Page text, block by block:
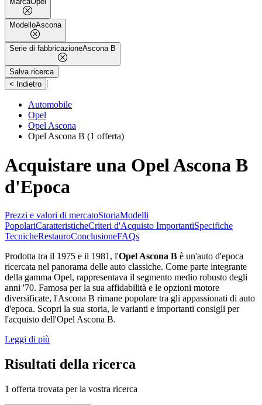
ModelloAscona
Serie di fabbricazioneAscona B
Salva ricerca
< Indietro |
Automobile
Opel
Opel Ascona
Opel Ascona B (1 offerta)
Acquistare una Opel Ascona B
d'Epoca
Prezzi e valori di mercatoStoriaModelli
PopolariCaratteristicheCriteri d'Acquisto ImportantiSpecifiche
TecnicheRestauroConclusioneFAQs
Prodotta tra il 1975 e il 1981, l'Opel Ascona B è un'auto d'epoca
ricercata nel panorama delle auto classiche. Come parte integrante
della gamma Opel, rappresentava il segmento medio robusto degli
anni '70. Famosa per la sua affidabilità e le opzioni motore
diversificate, l'Ascona B rimane popolare tra gli appassionati di auto
d'epoca. Scopri la sua storia, le varianti e importanti consigli per
l'acquisto dell'Opel Ascona B.
Leggi di più
Risultati della ricerca
1 offerta trovata per la vostra ricerca